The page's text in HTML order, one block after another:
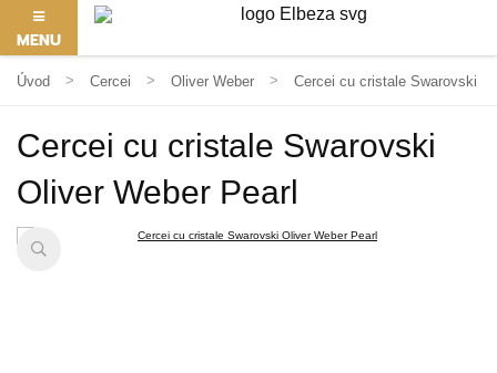
MENU
Úvod Cercei Oliver Weber Cercei cu cristale Swarovski
Cercei cu cristale Swarovski
Oliver Weber Pearl